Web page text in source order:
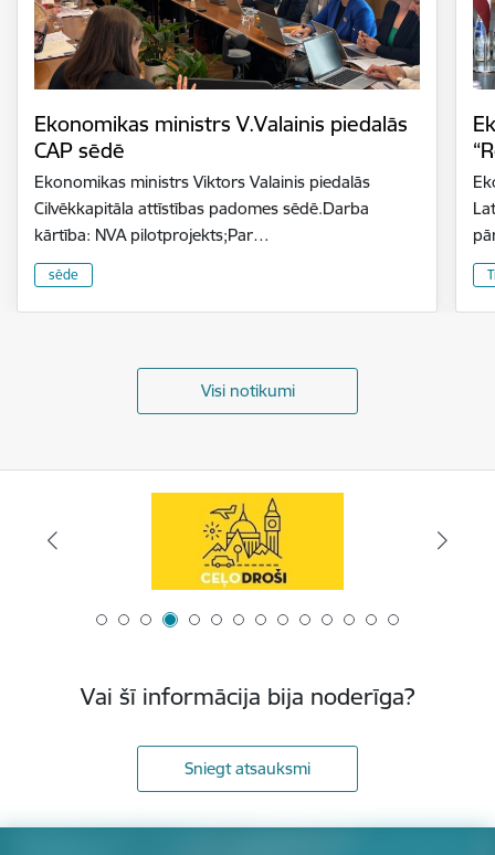
Ekonomikas ministrs V.Valainis piedalās
CAP sēdē
Ekonomikas ministrs Viktors Valainis piedalās
Cilvēkkapitāla attīstības padomes sēdē.Darba
kārtība: NVA pilotprojekts;Par…
sēde
Visi notikumi
Vai šī informācija bija noderīga?
Sniegt atsauksmi